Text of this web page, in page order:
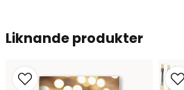
email
Mejladress
Liknande produkter